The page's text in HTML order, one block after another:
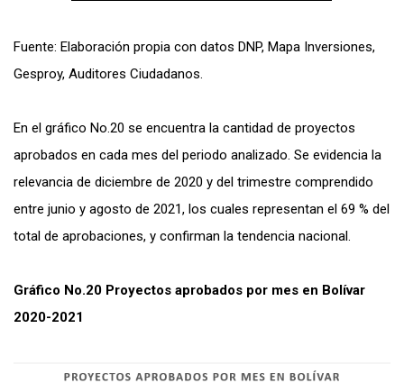
Fuente: Elaboración propia con datos DNP, Mapa Inversiones,
Gesproy, Auditores Ciudadanos.
En el gráfico No.20 se encuentra la cantidad de proyectos
aprobados en cada mes del periodo analizado. Se evidencia la
relevancia de diciembre de 2020 y del trimestre comprendido
entre junio y agosto de 2021, los cuales representan el 69 % del
total de aprobaciones, y confirman la tendencia nacional.
Gráfico No.20 Proyectos aprobados por mes en Bolívar
2020-2021